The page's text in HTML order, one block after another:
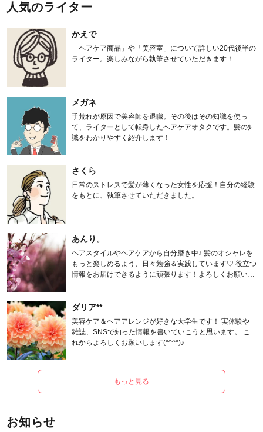
人気のライター
かえで
「ヘアケア商品」や「美容室」について詳しい20代後半の
ライター。楽しみながら執筆させていただきます！
メガネ
手荒れが原因で美容師を退職。その後はその知識を使っ
て、ライターとして転身したヘアケアオタクです。髪の知
識をわかりやすく紹介します！
さくら
日常のストレスで髪が薄くなった女性を応援！自分の経験
をもとに、執筆させていただきました。
あんり。
ヘアスタイルやヘアケアから自分磨き中♪ 髪のオシャレを
もっと楽しめるよう、日々勉強＆実践しています♡ 役立つ
情報をお届けできるように頑張ります！よろしくお願いし
ダリア**
美容ケア＆ヘアアレンジが好きな大学生です！ 実体験や
雑誌、SNSで知った情報を書いていこうと思います。 こ
れからよろしくお願いします(*^^*)♪
もっと見る
お知らせ